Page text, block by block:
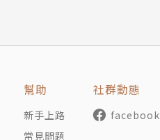
幫助
新手上路
常見問題
社群動態
facebook